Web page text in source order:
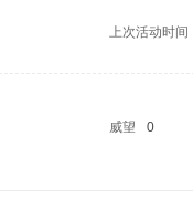
上次活动时间
威望
0